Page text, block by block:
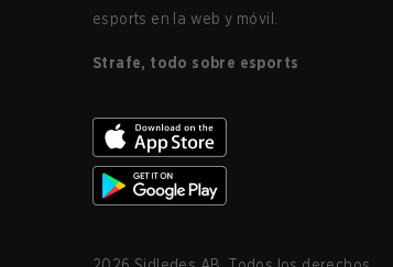
esports en la web y móvil.
Strafe, todo sobre esports